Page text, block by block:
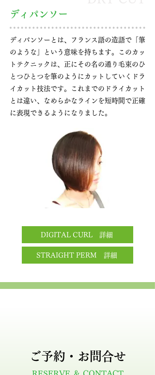
ディパンソー
ディパンソーとは、フランス語の造語で「筆
のような」という意味を持ちます。このカッ
トテクニックは、正にその名の通り毛束のひ
とつひとつを筆のようにカットしていくドラ
イカット技法です。これまでのドライカット
とは違い、なめらかなラインを短時間で正確
に表現できるようになりました。
DIGITAL CURL 詳細
STRAIGHT PERM 詳細
ご予約・お問合せ